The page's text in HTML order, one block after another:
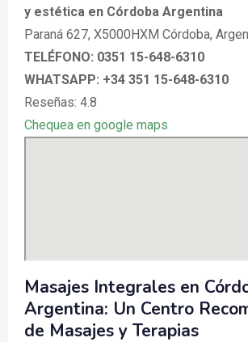
y estética en Córdoba Argentina
Paraná 627, X5000HXM Córdoba,
TELÉFONO: 0351 15-648-6310
WHATSAPP: +34 351 15-648-6310
Reseñas: 4.8
Chequea en google maps
Masajes Integrales en
Argentina: Un Centro
de Masajes y Terapias